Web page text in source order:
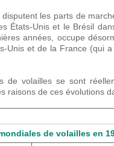
les parts de
États-Unis et le Brésil
années, occupe
Unis et de la France (qui
de volailles se sont
raisons de ces évolutions
de volailles en